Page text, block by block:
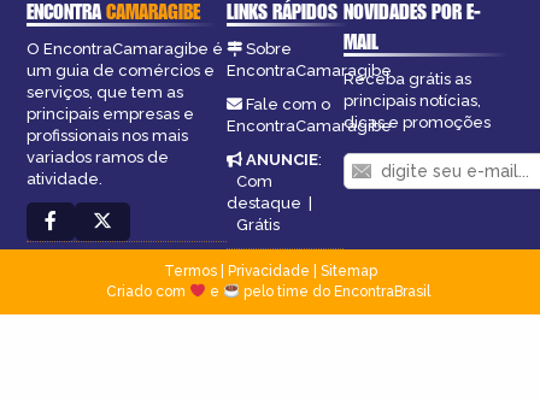
ENCONTRACAMARAGIBE
O EncontraCamaragibe é
um guia de comércios e
serviços, que tem as
principais empresas e
profissionais nos mais
variados ramos de
atividade.
LINKS RÁPIDOS
Sobre
EncontraCamaragibe
Fale com o
EncontraCamaragibe
ANUNCIE:
Com
destaque
Grátis
NOVIDADES POR E-
MAIL
Receba grátis as
principais notícias,
dicas e promoções
Termos| Privacidade
Sitemap
Criado com
e pelo time do EncontraBrasil